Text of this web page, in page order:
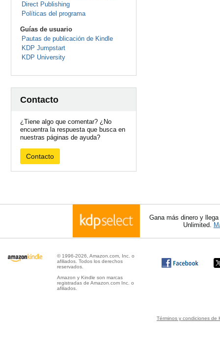
Direct Publishing
Políticas del programa
Guías de usuario
Pautas de publicación de Kindle
KDP Jumpstart
KDP University
Contacto
¿Tiene algo que comentar? ¿No
encuentra la respuesta que busca en
nuestras páginas de ayuda?
Contacto
Gana más dinero y
Unlimited.
© 1996-2026, Amazon.com, Inc. o
afiliados. Todos los derechos
reservados.
Amazon y Kindle son marcas
registradas de Amazon.com Inc. o
afiliados.
Términos y condiciones de